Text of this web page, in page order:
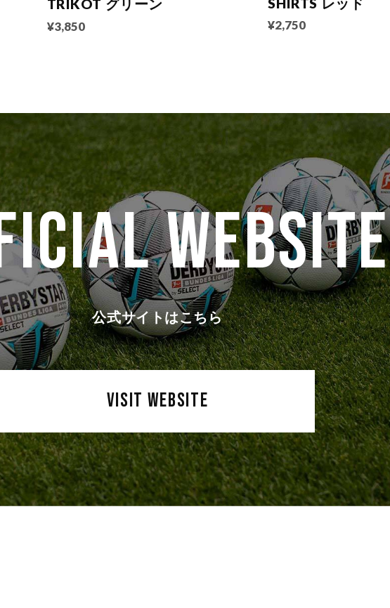
TRIKOT グリーン
¥3,850 ¥2,750
WEBSITE
公式サイトはこちら
VISIT WEBSITE